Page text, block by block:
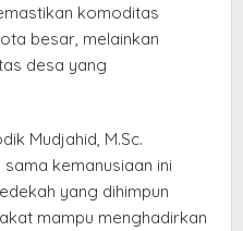
komoditas
besar, melainkan
desa yang
Mudjahid, M.Sc.
kemanusiaan ini
yang dihimpun
mampu menghadirkan